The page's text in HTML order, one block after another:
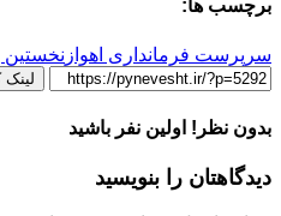
برچسب ها:
سرپرست فرمانداری اهواز
بدون نظر! اولین نفر باشید
دیدگاهتان را بنویسید